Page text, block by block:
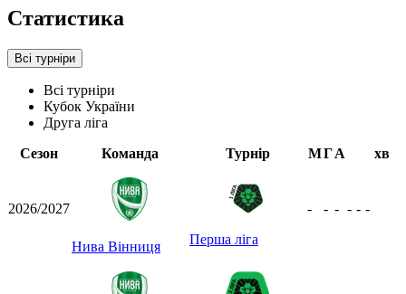
Статистика
Всі турніри
Всі турніри
Кубок України
Друга ліга
Сезон
Команда Турнір МГА хв
2026/2027
Нива Вінниця Перша ліга
- - - - - -